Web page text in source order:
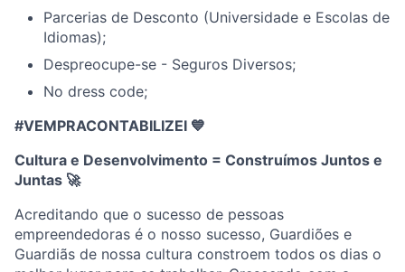
Parcerias de Desconto (Universidade e Escolas de
Idiomas);
Despreocupe-se - Seguros Diversos;
No dress code;
#VEMPRACONTABILIZEI 💙
Cultura e Desenvolvimento = Construímos Juntos e
Juntas 🚀
Acreditando que o sucesso de pessoas
empreendedoras é o nosso sucesso, Guardiões e
Guardiãs de nossa cultura constroem todos os dias o